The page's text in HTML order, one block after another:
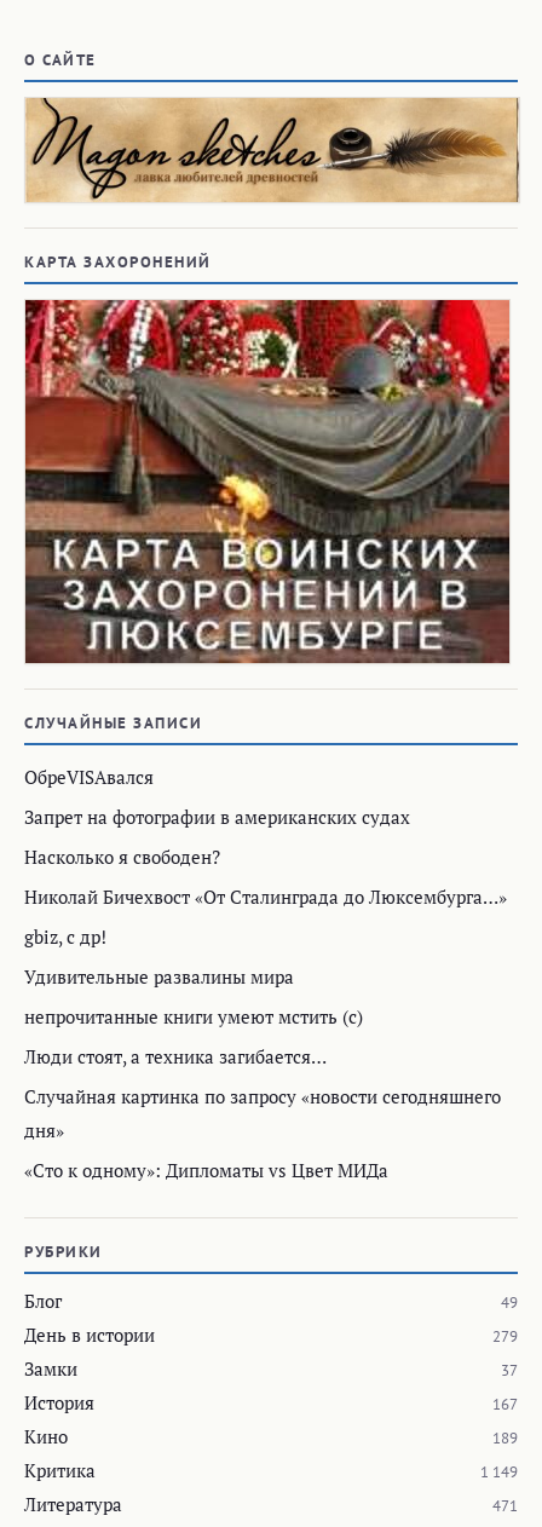
О САЙТЕ
КАРТА ЗАХОРОНЕНИЙ
СЛУЧАЙНЫЕ ЗАПИСИ
ОбреVISAвался
Запрет на фотографии в американских судах
Насколько я свободен?
Николай Бичехвост «От Сталинграда до Люксембурга…»
gbiz, с др!
Удивительные развалины мира
непрочитанные книги умеют мстить (с)
Люди стоят, а техника загибается…
Случайная картинка по запросу «новости сегодняшнего
дня»
«Сто к одному»: Дипломаты vs Цвет МИДа
РУБРИКИ
Блог 49
День в истории 279
Замки 37
История 167
Кино 189
Критика 1 149
Литература 471